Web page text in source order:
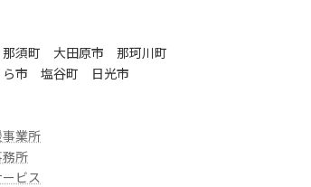
須町 大田原市 那珂川町
市 塩谷町 日光市
業所
所
ビス